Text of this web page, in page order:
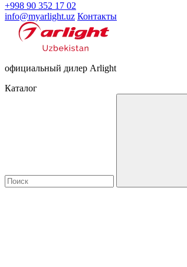
+998 90 352 17 02
info@myarlight.uz Контакты
официальный дилер Arlight
Каталог